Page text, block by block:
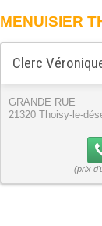
MENUISIER
Clerc
GRANDE RUE
21320 Thoisy-le-